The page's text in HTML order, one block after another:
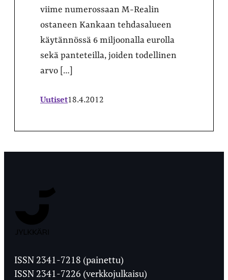
viime numerossaan M-Realin
ostaneen Kankaan tehdasalueen
käytännössä 6 miljoonalla eurolla
sekä panteteilla, joiden todellinen
arvo […]
Uutiset18.4.2012
Ylioppilaslehti
ISSN 2341-7218 (painettu)
ISSN 2341-7226 (verkkojulkaisu)